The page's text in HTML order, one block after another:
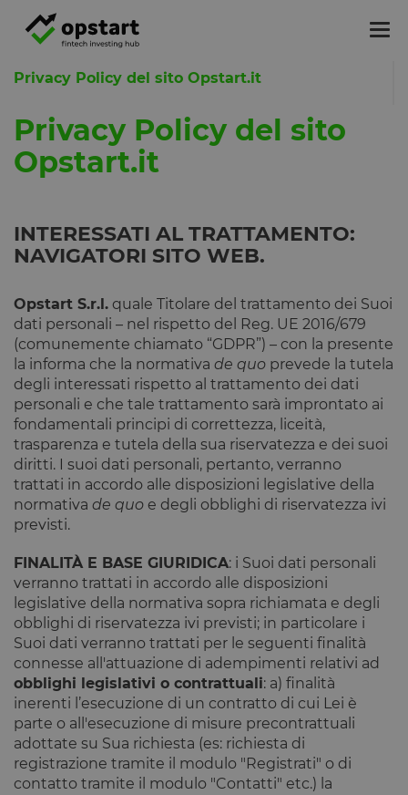
Privacy Policy del sito Opstart.it
Privacy Policy del sito
Opstart.it
INTERESSATI AL TRATTAMENTO:
NAVIGATORI SITO WEB.
Opstart S.r.l. quale Titolare del trattamento dei Suoi
dati personali – nel rispetto del Reg. UE 2016/679
(comunemente chiamato “GDPR”) – con la presente
la informa che la normativa de quo prevede la tutela
degli interessati rispetto al trattamento dei dati
personali e che tale trattamento sarà improntato ai
fondamentali principi di correttezza, liceità,
trasparenza e tutela della sua riservatezza e dei suoi
diritti. I suoi dati personali, pertanto, verranno
trattati in accordo alle disposizioni legislative della
normativa de quo e degli obblighi di riservatezza ivi
previsti.
FINALITÀ E BASE GIURIDICA: i Suoi dati personali
verranno trattati in accordo alle disposizioni
legislative della normativa sopra richiamata e degli
obblighi di riservatezza ivi previsti; in particolare i
Suoi dati verranno trattati per le seguenti finalità
connesse all'attuazione di adempimenti relativi ad
obblighi legislativi o contrattuali: a) finalità
inerenti l’esecuzione di un contratto di cui Lei è
parte o all'esecuzione di misure precontrattuali
adottate su Sua richiesta (es: richiesta di
registrazione tramite il modulo "Registrati" o di
contatto tramite il modulo "Contatti" etc.) la